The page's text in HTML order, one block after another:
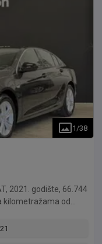
1 /38
2021. godište, 66.744
kilometražama od
servisu sa